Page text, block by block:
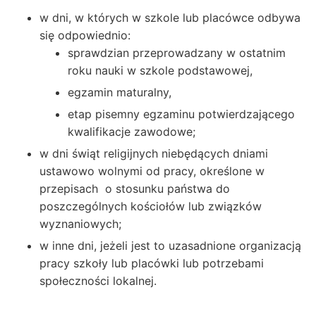
w dni, w których w szkole lub placówce odbywa
się odpowiednio:
sprawdzian przeprowadzany w ostatnim
roku nauki w szkole podstawowej,
egzamin maturalny,
etap pisemny egzaminu potwierdzającego
kwalifikacje zawodowe;
w dni świąt religijnych niebędących dniami
ustawowo wolnymi od pracy, określone w
przepisach o stosunku państwa do
poszczególnych kościołów lub związków
wyznaniowych;
w inne dni, jeżeli jest to uzasadnione organizacją
pracy szkoły lub placówki lub potrzebami
społeczności lokalnej.